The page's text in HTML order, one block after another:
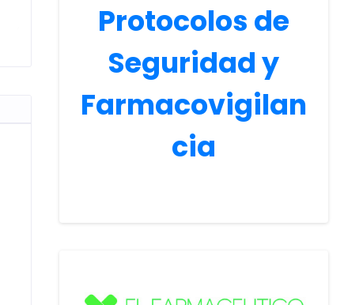
Protocolos de
Seguridad y
Farmacovigilan
cia